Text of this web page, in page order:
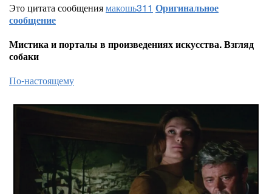
Это цитата сообщениямакошь311 Оригинальное
сообщение
Мистика и порталы в произведениях искусства. Взгляд
собаки
По-настоящему